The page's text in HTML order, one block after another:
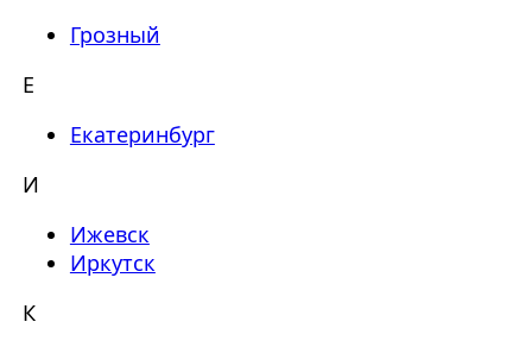
Грозный
Е
Екатеринбург
И
Ижевск
Иркутск
К